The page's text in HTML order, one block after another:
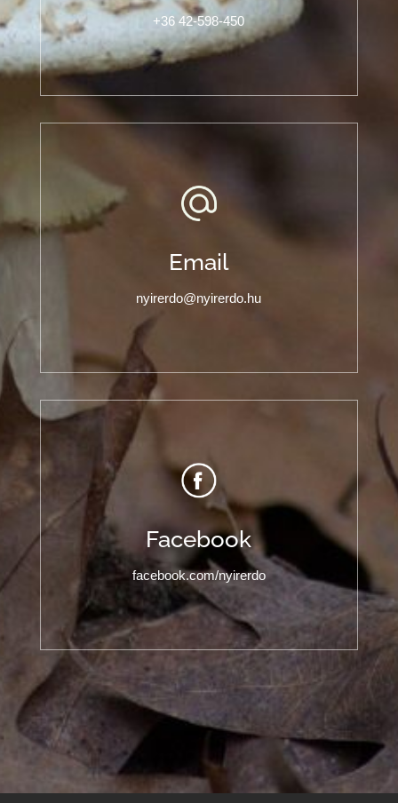
+36 42-598-450
Email
nyirerdo@nyirerdo.hu
Facebook
facebook.com/nyirerdo